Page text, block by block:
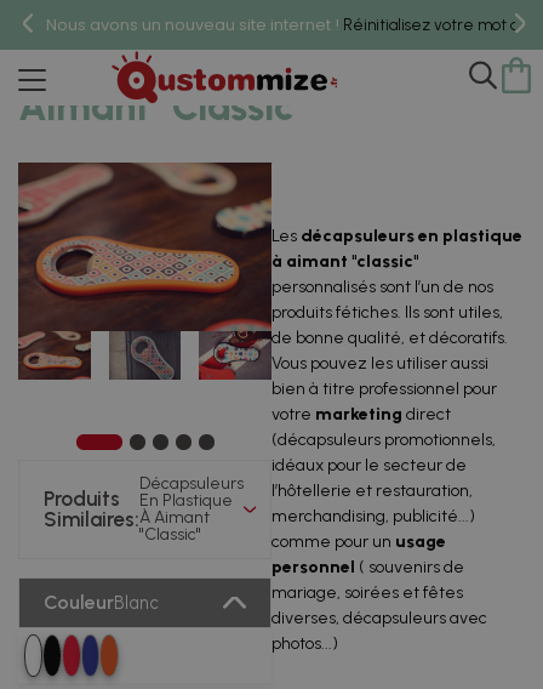
Nous avons un nouveau site internet ! Réinitialisez votre mot de
Décapsuleurs En Plastique À
Aimant "classic"
Produits
Similaires:
Décapsuleurs
En Plastique
À Aimant
"classic"
CouleurBlanc
Les décapsuleurs en plastique
à aimant "classic"
personnalisés sont l’un de nos
produits fétiches. Ils sont utiles,
de bonne qualité, et décoratifs.
Vous pouvez les utiliser aussi
bien à titre professionnel pour
votre marketing direct
(décapsuleurs promotionnels,
idéaux pour le secteur de
l’hôtellerie et restauration,
merchandising, publicité...)
comme pour un usage
personnel ( souvenirs de
mariage, soirées et fêtes
diverses, décapsuleurs avec
photos...)